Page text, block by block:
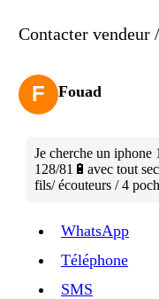
F Fouad
Je cherche un iphone
128/81🔋avec tout
fils/ écouteurs / 4
WhatsApp
Téléphone
SMS